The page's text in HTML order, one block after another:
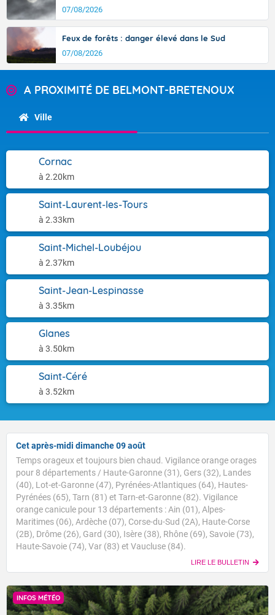
07/08/2026
Feux de forêts : danger élevé dans le Sud
07/08/2026
A PROXIMITÉ DE BELMONT-BRETENOUX
Ville
Cornac
à 2.20km
Saint-Laurent-les-Tours
à 2.33km
Saint-Michel-Loubéjou
à 2.37km
Saint-Jean-Lespinasse
à 3.35km
Glanes
à 3.50km
Saint-Céré
à 3.52km
Cet après-midi dimanche 09 août
Temps orageux et toujours bien chaud. Vigilance orange orages
pour 8 départements / Haute-Garonne (31), Gers (32), Landes
(40), Lot-et-Garonne (47), Pyrénées-Atlantiques (64), Hautes-
Pyrénées (65), Tarn (81) et Tarn-et-Garonne (82). Vigilance
orange canicule pour 13 départements : Ain (01), Alpes-
Maritimes (06), Ardèche (07), Corse-du-Sud (2A), Haute-Corse
(2B), Drôme (26), Gard (30), Isère (38), Rhône (69), Savoie (73),
Haute-Savoie (74), Var (83) et Vaucluse (84).
LIRE LE BULLETIN
INFOS MÉTÉO